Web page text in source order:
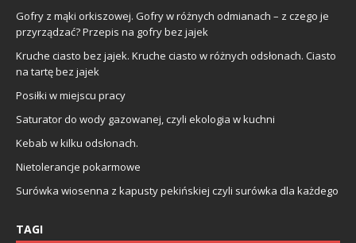
Gofry z mąki orkiszowej. Gofry w różnych odmianach – z czego je
przyrządzać? Przepis na gofry bez jajek
Kruche ciasto bez jajek. Kruche ciasto w różnych odsłonach. Ciasto
na tartę bez jajek
Posiłki w miejscu pracy
Saturator do wody gazowanej, czyli ekologia w kuchni
Kebab w kilku odsłonach.
Nietolerancje pokarmowe
Surówka wiosenna z kapusty pekińskiej czyli surówka dla każdego
TAGI